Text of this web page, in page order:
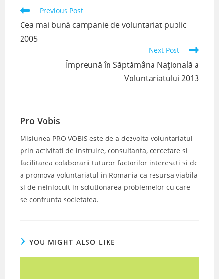
Read
articles
Previous Post
Cea mai bună campanie de voluntariat public
2005
Next Post
Împreună în Săptămâna Națională a
Voluntariatului 2013
Pro Vobis
Misiunea PRO VOBIS este de a dezvolta voluntariatul
prin activitati de instruire, consultanta, cercetare si
facilitarea colaborarii tuturor factorilor interesati si de
a promova voluntariatul in Romania ca resursa viabila
si de neinlocuit in solutionarea problemelor cu care
se confrunta societatea.
YOU MIGHT ALSO LIKE